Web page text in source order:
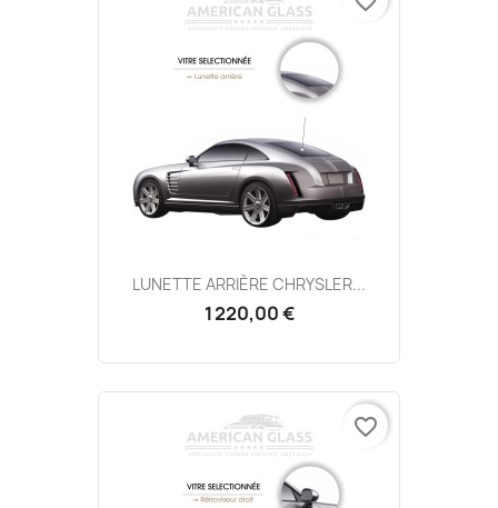
LUNETTE ARRIÈRE CHRYSLER...
1 220,00 €
favorite_border